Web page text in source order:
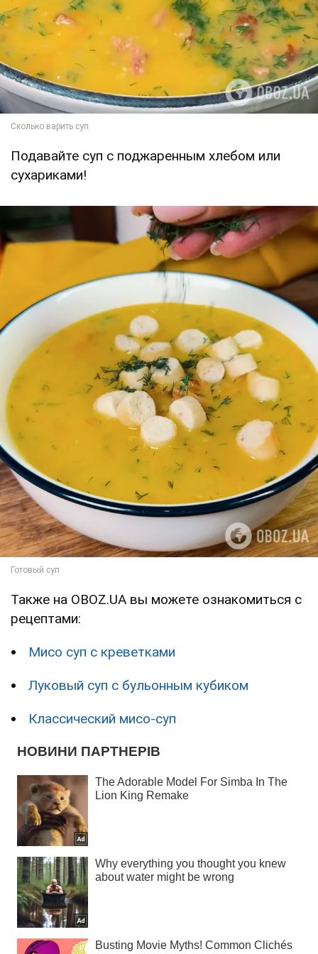
Подавайте суп с поджаренным хлебом или
сухариками!
Также на OBOZ.UA вы можете ознакомиться с
рецептами:
Мисо суп с креветками
Луковый суп с бульонным кубиком
Классический мисо-суп